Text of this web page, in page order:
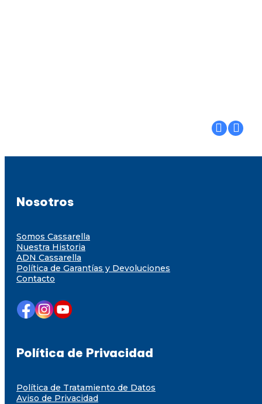
Nosotros
Somos Cassarella
Nuestra Historia
ADN Cassarella
Política de Garantías y Devoluciones
Contacto
Política de Privacidad
Política de Tratamiento de Datos
Aviso de Privacidad